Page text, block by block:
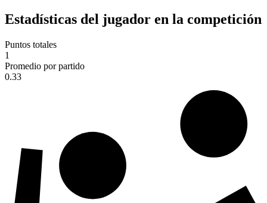
Estadísticas del jugador en la competición
Puntos totales
1
Promedio por partido
0.33